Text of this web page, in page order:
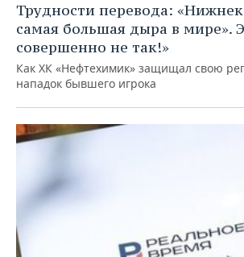
Трудности перевода:
самая большая дыра в мире».
совершенно не так!»
Как ХК «Нефтехимик» защищал свою
нападок бывшего игрока